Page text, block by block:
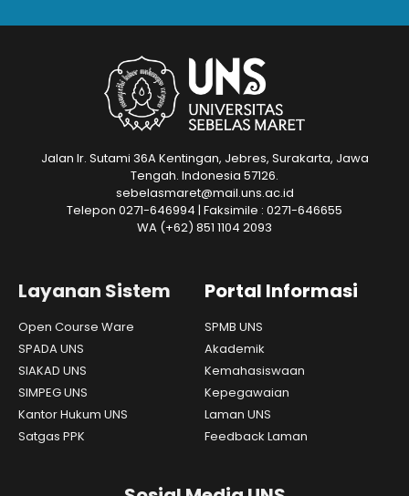
Jalan Ir. Sutami 36A Kentingan, Jebres, Surakarta, Jawa
Tengah. Indonesia 57126.
sebelasmaret@mail.uns.ac.id
Telepon 0271-646994 | Faksimile : 0271-646655
WA (+62) 851 1104 2093
Layanan Sistem
Open Course Ware
SPADA UNS
SIAKAD UNS
SIMPEG UNS
Kantor Hukum UNS
Satgas PPK
Portal Informasi
SPMB UNS
Akademik
Kemahasiswaan
Kepegawaian
Laman UNS
Feedback Laman